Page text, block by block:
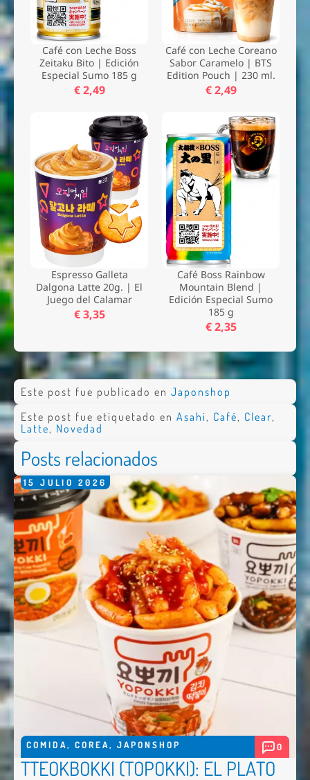
Café con Leche Boss
Zeitaku Bito | Edición
Especial Sumo 185 g
€ 2,49
Café con Leche Coreano
Sabor Caramelo | BTS
Edition Pouch | 230 ml.
€ 2,49
Espresso Galleta
Dalgona Latte 20g. | El
Juego del Calamar
€ 3,35
Café Boss Rainbow
Mountain Blend |
Edición Especial Sumo
185 g
€ 2,35
Este post fue publicado en Japonshop
Este post fue etiquetado en Asahi, Café, Clear,
Latte, Novedad
Posts relacionados
15 JULIO 2026
COMIDA, COREA, JAPONSHOP 0
TTEOKBOKKI (TOPOKKI): EL PLATO